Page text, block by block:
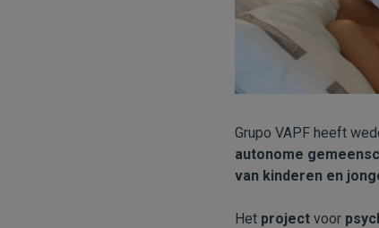
Grupo VAPF heeft
autonome
van kinderen en
Het project voor